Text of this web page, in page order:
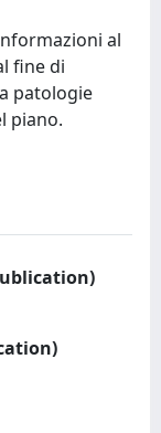
al
fine di
patologie
piano.